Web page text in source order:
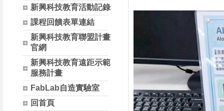
新興科技教育活動記錄
課程回饋表單連結
新興科技教育聯盟計畫
官網
新興科技教育遠距示範
服務計畫
FabLab自造實驗室
回首頁